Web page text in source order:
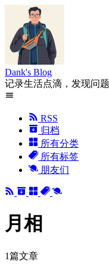
Dank's Blog
记录生活点滴，发现问
RSS
归档
所有分类
所有标签
朋友们
月相
1篇文章